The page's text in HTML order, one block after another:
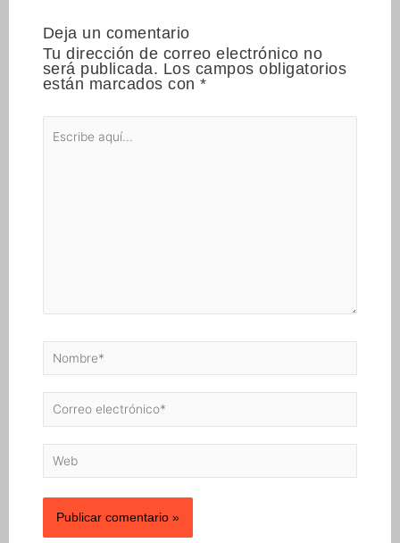
Deja un comentario
Tu dirección de correo electrónico no
será publicada. Los campos obligatorios
están marcados con*
Escribe
aquí...
Nombre*
electrónico*
Web